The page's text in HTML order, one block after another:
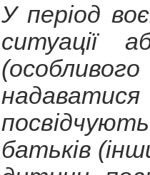
У період
ситуації
батьків